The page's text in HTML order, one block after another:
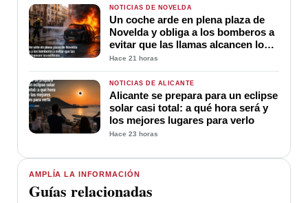
AMPLÍA LA INFORMACIÓN
Guías relacionadas
NOTICIAS DE NOVELDA
Un coche arde en plena plaza de
Novelda y obliga a los bomberos a
evitar que las llamas alcancen los
edificios
Hace 21 horas
NOTICIAS DE ALICANTE
Alicante se prepara para un eclipse
solar casi total: a qué hora será y
los mejores lugares para verlo
Hace 23 horas